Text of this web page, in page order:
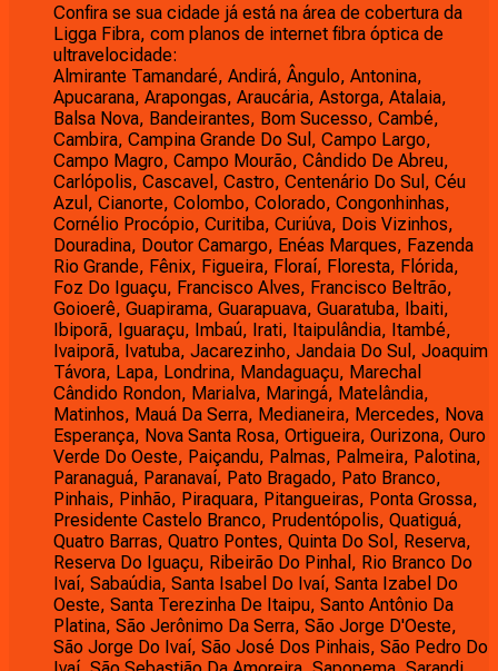
Confira se sua cidade já está na área de cobertura da
Ligga Fibra, com planos de internet fibra óptica de
ultravelocidade:
Almirante Tamandaré, Andirá, Ângulo, Antonina,
Apucarana, Arapongas, Araucária, Astorga, Atalaia,
Balsa Nova, Bandeirantes, Bom Sucesso, Cambé,
Cambira, Campina Grande Do Sul, Campo Largo,
Campo Magro, Campo Mourão, Cândido De Abreu,
Carlópolis, Cascavel, Castro, Centenário Do Sul, Céu
Azul, Cianorte, Colombo, Colorado, Congonhinhas,
Cornélio Procópio, Curitiba, Curiúva, Dois Vizinhos,
Douradina, Doutor Camargo, Enéas Marques, Fazenda
Rio Grande, Fênix, Figueira, Floraí, Floresta, Flórida,
Foz Do Iguaçu, Francisco Alves, Francisco Beltrão,
Goioerê, Guapirama, Guarapuava, Guaratuba, Ibaiti,
Ibiporã, Iguaraçu, Imbaú, Irati, Itaipulândia, Itambé,
Ivaiporã, Ivatuba, Jacarezinho, Jandaia Do Sul, Joaquim
Távora, Lapa, Londrina, Mandaguaçu, Marechal
Cândido Rondon, Marialva, Maringá, Matelândia,
Matinhos, Mauá Da Serra, Medianeira, Mercedes, Nova
Esperança, Nova Santa Rosa, Ortigueira, Ourizona, Ouro
Verde Do Oeste, Paiçandu, Palmas, Palmeira, Palotina,
Paranaguá, Paranavaí, Pato Bragado, Pato Branco,
Pinhais, Pinhão, Piraquara, Pitangueiras, Ponta Grossa,
Presidente Castelo Branco, Prudentópolis, Quatiguá,
Quatro Barras, Quatro Pontes, Quinta Do Sol, Reserva,
Reserva Do Iguaçu, Ribeirão Do Pinhal, Rio Branco Do
Ivaí, Sabaúdia, Santa Isabel Do Ivaí, Santa Izabel Do
Oeste, Santa Terezinha De Itaipu, Santo Antônio Da
Platina, São Jerônimo Da Serra, São Jorge D'Oeste,
São Jorge Do Ivaí, São José Dos Pinhais, São Pedro Do